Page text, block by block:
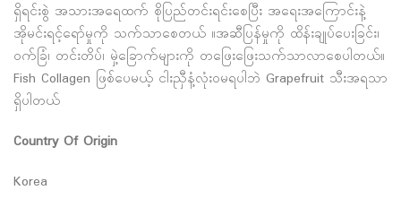
ရှိရင်းစွဲ အသားအရေထက် စိုပြည်တင်းရင်းစေပြီး အရေးအကြောင်းနဲ့
အိုမင်းရင့်ရော်မှုကို သက်သာစေတယ် ။အဆီပြန်မှုကို ထိန်းချုပ်ပေးခြင်း၊
ဝက်ခြံ၊ တင်းတိပ်၊ မှဲ့ခြောက်များကို တဖြေးဖြေးသက်သာလာစေပါတယ်။
Fish Collagen ဖြစ်ပေမယ့် ငါးညှီနံ့လုံးဝမရပါဘဲ Grapefruit သီးအရသာ
ရှိပါတယ်
Country Of Origin
Korea